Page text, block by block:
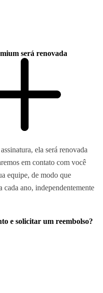
será renovada
ela será renovada
em contato com você
equipe, de modo que
cada ano, independentemente
e solicitar um reembolso?